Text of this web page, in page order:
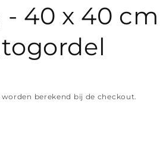
- 40 x 40 cm
worden berekend bij de checkout.